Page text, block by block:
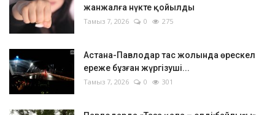
жанжалға нүкте қойылды
Тамыз 7, 2026 0 275
Астана-Павлодар тас жолында өрескел
ереже бұзған жүргізуші...
Тамыз 7, 2026 0 301